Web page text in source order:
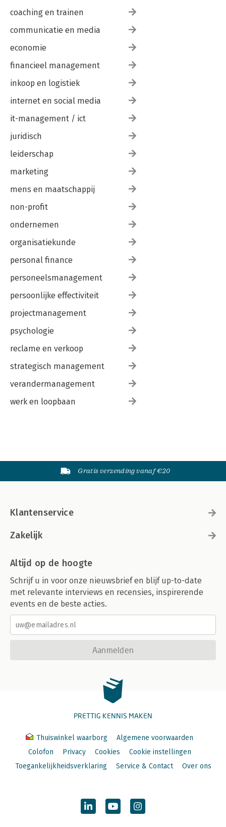
coaching en trainen
communicatie en media
economie
financieel management
inkoop en logistiek
internet en social media
it-management / ict
juridisch
leiderschap
marketing
mens en maatschappij
non-profit
ondernemen
organisatiekunde
personal finance
personeelsmanagement
persoonlijke effectiviteit
projectmanagement
psychologie
reclame en verkoop
strategisch management
verandermanagement
werk en loopbaan
Gratis verzending vanaf €20
Klantenservice
Zakelijk
Altijd op de hoogte
Schrijf u in voor onze nieuwsbrief en blijf up-to-date
met relevante interviews en recensies, inspirerende
events en de beste acties.
Aanmelden
PRETTIG KENNIS MAKEN
Thuiswinkel waarborg
Algemene voorwaarden
Colofon
Privacy Cookies
Cookie instellingen
Toegankelijkheidsverklaring
Service & Contact Over ons